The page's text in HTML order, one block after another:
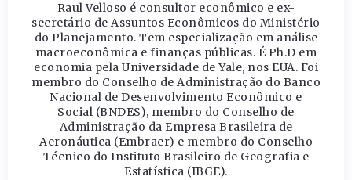
Raul Velloso é consultor econômico e ex-
secretário de Assuntos Econômicos do Ministério
do Planejamento. Tem especialização em análise
macroeconômica e finanças públicas. É Ph.D em
economia pela Universidade de Yale, nos EUA. Foi
membro do Conselho de Administração do Banco
Nacional de Desenvolvimento Econômico e
Social (BNDES), membro do Conselho de
Administração da Empresa Brasileira de
Aeronáutica (Embraer) e membro do Conselho
Técnico do Instituto Brasileiro de Geografia e
Estatística (IBGE).